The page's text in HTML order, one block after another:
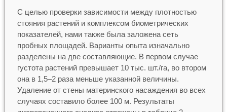
С целью проверки зависимости между плотностью
стояния растений и комплексом биометрических
показателей, нами также была заложена сеть
пробных площадей. Варианты опыта изначально
разделены на две составляющие. В первом случае
густота растений превышает 10 тыс. шт./га, во втором
она в 1,5–2 раза меньше указанной величины.
Удаление от стены материнского насаждения во всех
случаях составило более 100 м. Результаты